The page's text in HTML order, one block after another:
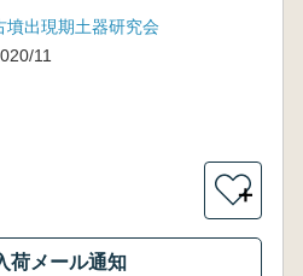
墳出現期土器研究会
11
＋
荷メール通知